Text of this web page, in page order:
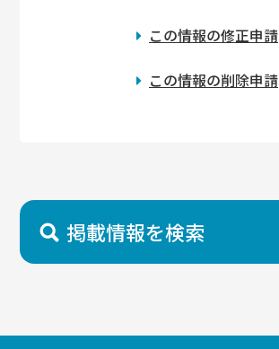
この情報の修正申請
この情報の削除申請
掲載情報を検索